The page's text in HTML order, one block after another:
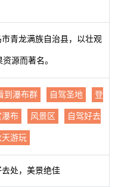
青龙满族自治县，以壮观
源而著名。
到瀑布群 自驾圣地 登
瀑布 风景区 自驾好去
游玩
处，美景绝佳